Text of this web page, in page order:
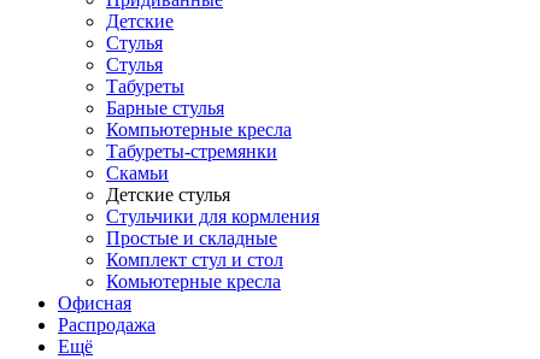
Детские
Стулья
Стулья
Табуреты
Барные стулья
Компьютерные кресла
Табуреты-стремянки
Скамьи
Детские стулья
Стульчики для кормления
Простые и складные
Комплект стул и стол
Комьютерные кресла
Офисная
Распродажа
Eщё